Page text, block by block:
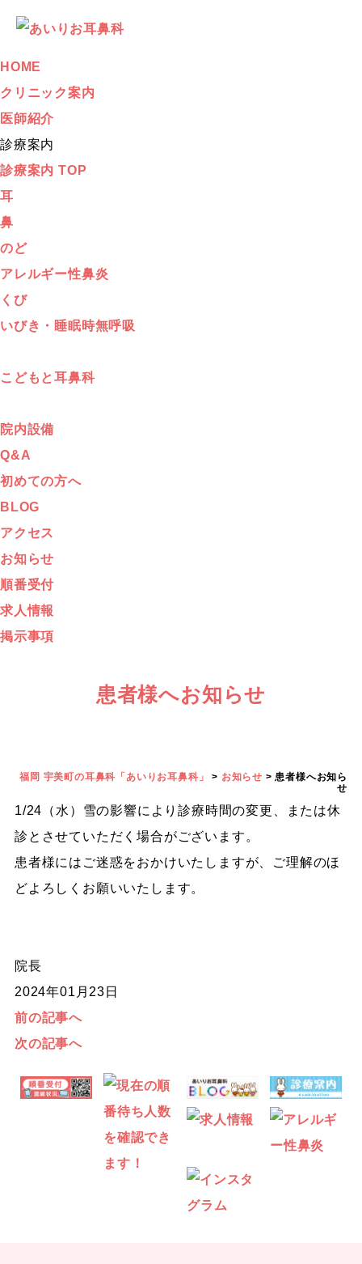
HOME
クリニック案内
医師紹介
診療案内
診療案内 TOP
耳
鼻
のど
アレルギー性鼻炎
くび
いびき・睡眠時無呼吸
こどもと耳鼻科
院内設備
Q&A
初めての方へ
BLOG
アクセス
お知らせ
順番受付
求人情報
掲示事項
患者様へお知らせ
福岡 宇美町の耳鼻科「あいりお耳鼻科」 > お知らせ >患者様へお知ら
せ
1/24（水）雪の影響により診療時間の変更、または休
診とさせていただく場合がございます。
患者様にはご迷惑をおかけいたしますが、ご理解のほ
どよろしくお願いいたします。
院長
2024年01月23日
前の記事へ
次の記事へ